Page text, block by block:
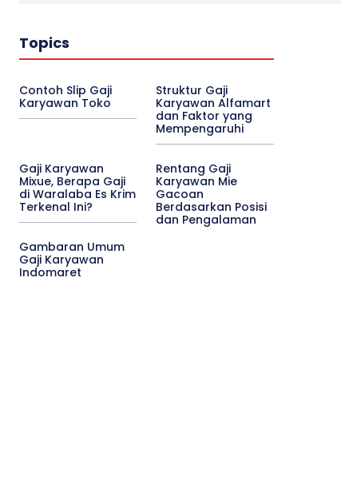
Topics
Contoh Slip Gaji
Karyawan Toko
Struktur Gaji
Karyawan Alfamart
dan Faktor yang
Mempengaruhi
Gaji Karyawan
Mixue, Berapa Gaji
di Waralaba Es Krim
Terkenal Ini?
Rentang Gaji
Karyawan Mie
Gacoan
Berdasarkan Posisi
dan Pengalaman
Gambaran Umum
Gaji Karyawan
Indomaret